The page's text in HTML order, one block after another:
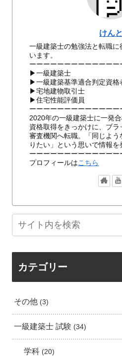
けんと
一級建築士の勉強法と転職
います。
ーーーーーーーーーーーーー
▶一級建築士
▶一級建築基準適合判定資格
▶宅地建物取引士
▶住宅性能評価員
ーーーーーーーーーーーーー
2020年の一級建築士に一発合
資格取得をきっかけに、ブラ
審査機関へ転職。「同じよ
りたい」という思いで情報を
ーーーーーーーーーーーーー
プロフィールはこちら
カテゴリー
その他 3
一級建築士 試験 34
学科 20